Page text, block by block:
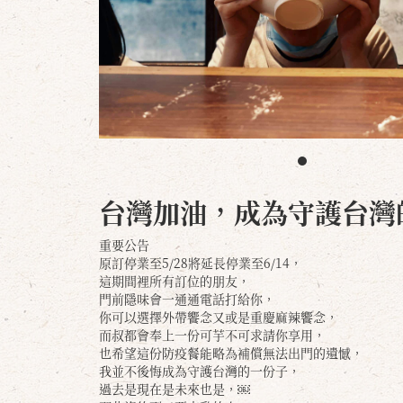
台灣加油，成為守護台
重要公告
原訂停業至5/28將延長停業至6/14，
這期間裡所有訂位的朋友，
門前隱味會一通通電話打給你，
你可以選擇外帶饗念又或是重慶麻辣饗念，
而叔都會奉上一份可芋不可求請你享用，
也希望這份防疫餐能略為補償無法出門的遺憾，
我並不後悔成為守護台灣的一份子，
過去是現在是未來也是，￼